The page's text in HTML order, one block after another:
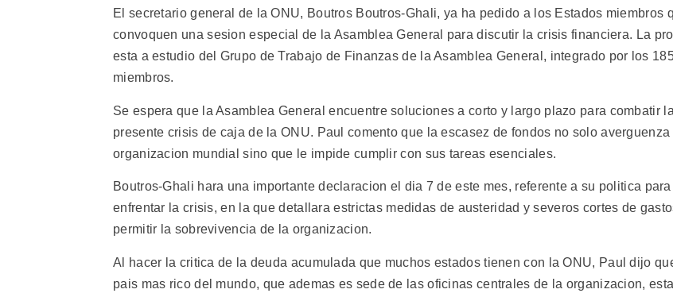
El secretario general de la ONU, Boutros Boutros-Ghali, ya ha pedido a los Estados miembros
convoquen una sesion especial de la Asamblea General para discutir la crisis financiera. La
esta a estudio del Grupo de Trabajo de Finanzas de la Asamblea General, integrado por los
miembros.
Se espera que la Asamblea General encuentre soluciones a corto y largo plazo para combatir la
presente crisis de caja de la ONU. Paul comento que la escasez de fondos no solo averguenza
organizacion mundial sino que le impide cumplir con sus tareas esenciales.
Boutros-Ghali hara una importante declaracion el dia 7 de este mes, referente a su politica para
enfrentar la crisis, en la que detallara estrictas medidas de austeridad y severos cortes de
permitir la sobrevivencia de la organizacion.
Al hacer la critica de la deuda acumulada que muchos estados tienen con la ONU, Paul dijo
pais mas rico del mundo, que ademas es sede de las oficinas centrales de la organizacion, esta